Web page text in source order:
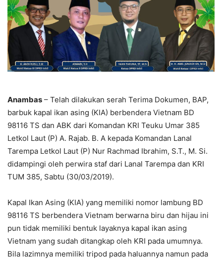
Anambas – Telah dilakukan serah Terima Dokumen, BAP,
barbuk kapal ikan asing (KIA) berbendera Vietnam BD
98116 TS dan ABK dari Komandan KRI Teuku Umar 385
Letkol Laut (P) A. Rajab. B. A kepada Komandan Lanal
Tarempa Letkol Laut (P) Nur Rachmad Ibrahim, S.T., M. Si.
didampingi oleh perwira staf dari Lanal Tarempa dan KRI
TUM 385, Sabtu (30/03/2019).
Kapal Ikan Asing (KIA) yang memiliki nomor lambung BD
98116 TS berbendera Vietnam berwarna biru dan hijau ini
pun tidak memiliki bentuk layaknya kapal ikan asing
Vietnam yang sudah ditangkap oleh KRI pada umumnya.
Bila lazimnya memiliki tripod pada haluannya namun pada